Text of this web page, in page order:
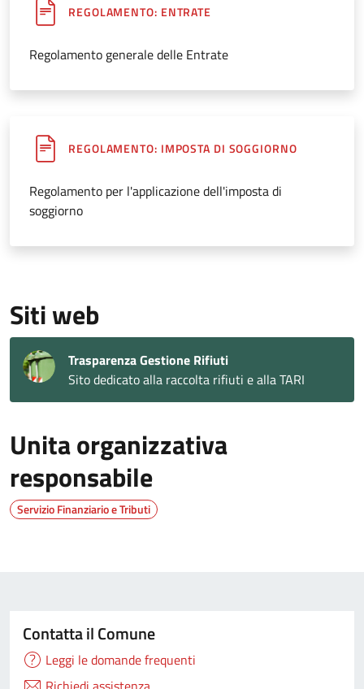
REGOLAMENTO: ENTRATE
Regolamento generale delle Entrate
REGOLAMENTO: IMPOSTA DI SOGGIORNO
Regolamento per l'applicazione dell'imposta di
soggiorno
Siti web
Trasparenza Gestione Rifiuti
Sito dedicato alla raccolta rifiuti e alla TARI
Unita organizzativa
responsabile
Servizio Finanziario e Tributi
Contatta il Comune
Leggi le domande frequenti